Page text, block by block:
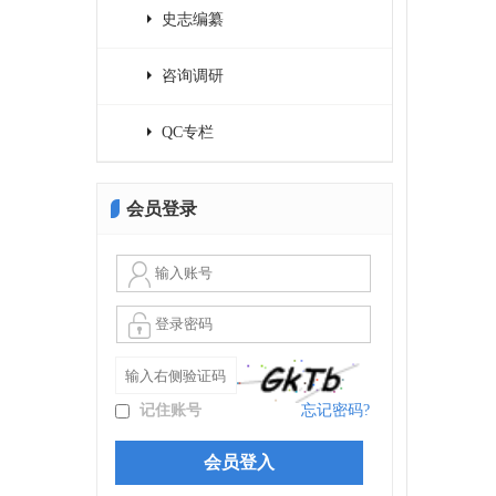
史志编纂
咨询调研
QC专栏
会员登录
记住账号 忘记密码?